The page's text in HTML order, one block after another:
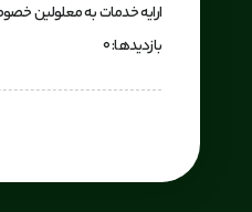
ارایه خدمات به معلولین
بازدیدها: 0